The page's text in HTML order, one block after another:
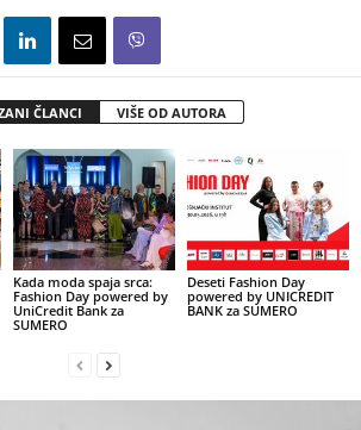
ČLANCI VIŠE OD AUTORA
Kada moda spaja srca:
Fashion Day powered by
UniCredit Bank za
SUMERO
Deseti Fashion Day
powered by UNICREDIT
BANK za SUMERO